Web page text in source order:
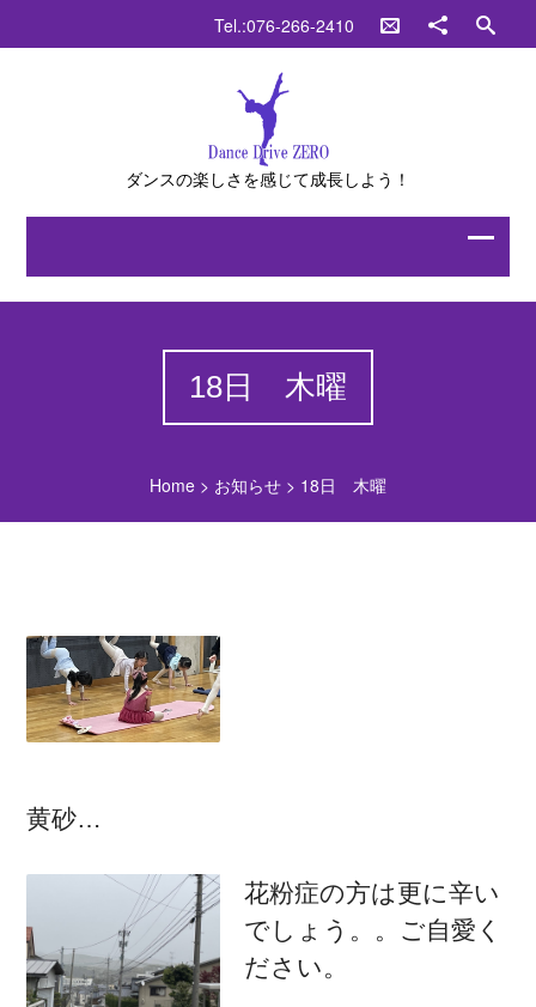
Tel.:076-266-2410
ダンスの楽しさを感じて成長しよう！
18日 木曜
Home> お知らせ> 18日 木曜
黄砂…
花粉症の方は更に辛い
でしょう。。ご自愛く
ださい。